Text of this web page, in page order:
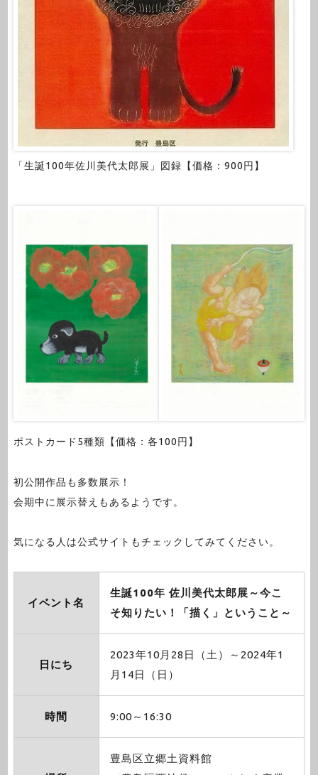
「生誕100年佐川美代太郎展」図録【価格：900円】
ポストカード5種類【価格：各100円】
初公開作品も多数展示！
会期中に展示替えもあるようです。
気になる人は公式サイトもチェックしてみてください。
イベント名
生誕100年 佐川美代太郎展～今こ
そ知りたい！「描く」ということ～
日にち
2023年10月28日（土）～2024年1
月14日（日）
時間 9:00～16:30
豊島区立郷土資料館